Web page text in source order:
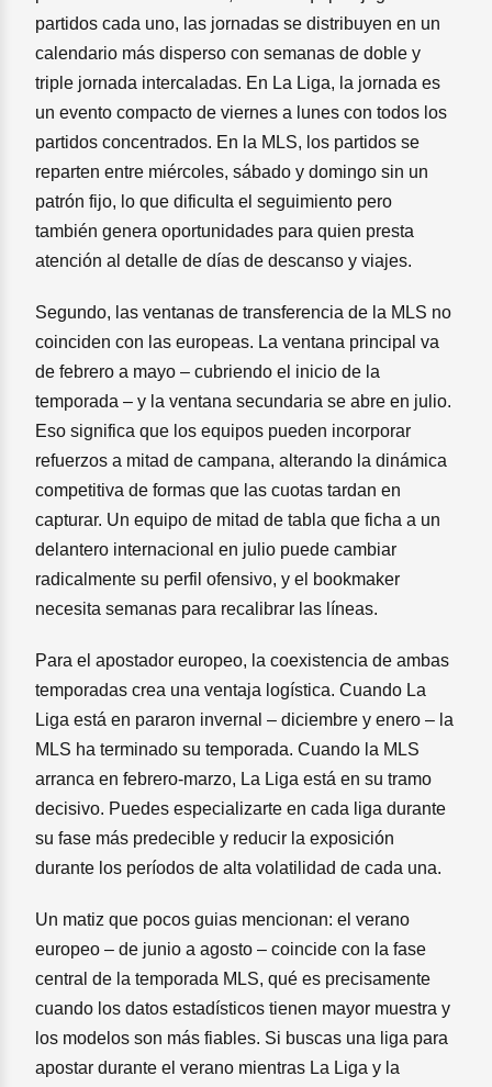
partidos cada uno, las jornadas se distribuyen en un
calendario más disperso con semanas de doble y
triple jornada intercaladas. En La Liga, la jornada es
un evento compacto de viernes a lunes con todos los
partidos concentrados. En la MLS, los partidos se
reparten entre miércoles, sábado y domingo sin un
patrón fijo, lo que dificulta el seguimiento pero
también genera oportunidades para quien presta
atención al detalle de días de descanso y viajes.
Segundo, las ventanas de transferencia de la MLS no
coinciden con las europeas. La ventana principal va
de febrero a mayo – cubriendo el inicio de la
temporada – y la ventana secundaria se abre en julio.
Eso significa que los equipos pueden incorporar
refuerzos a mitad de campana, alterando la dinámica
competitiva de formas que las cuotas tardan en
capturar. Un equipo de mitad de tabla que ficha a un
delantero internacional en julio puede cambiar
radicalmente su perfil ofensivo, y el bookmaker
necesita semanas para recalibrar las líneas.
Para el apostador europeo, la coexistencia de ambas
temporadas crea una ventaja logística. Cuando La
Liga está en pararon invernal – diciembre y enero – la
MLS ha terminado su temporada. Cuando la MLS
arranca en febrero-marzo, La Liga está en su tramo
decisivo. Puedes especializarte en cada liga durante
su fase más predecible y reducir la exposición
durante los períodos de alta volatilidad de cada una.
Un matiz que pocos guias mencionan: el verano
europeo – de junio a agosto – coincide con la fase
central de la temporada MLS, qué es precisamente
cuando los datos estadísticos tienen mayor muestra y
los modelos son más fiables. Si buscas una liga para
apostar durante el verano mientras La Liga y la